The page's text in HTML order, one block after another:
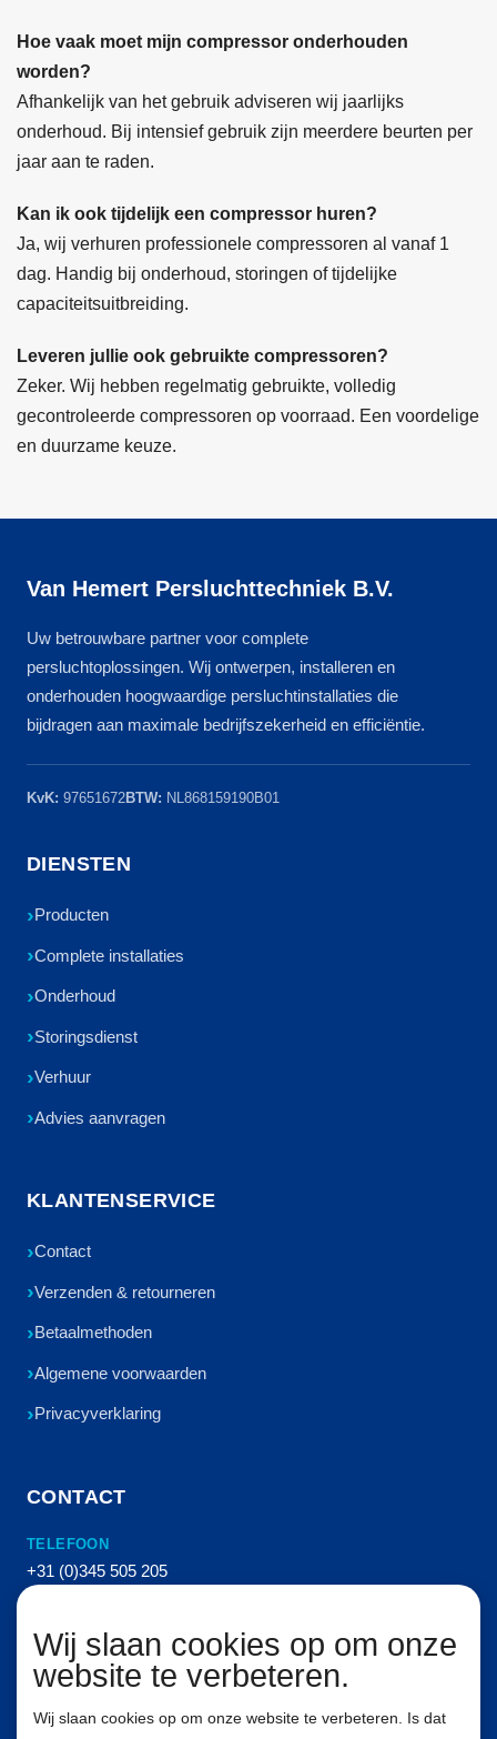
Hoe vaak moet mijn compressor onderhouden
worden?
Afhankelijk van het gebruik adviseren wij jaarlijks
onderhoud. Bij intensief gebruik zijn meerdere beurten per
jaar aan te raden.
Kan ik ook tijdelijk een compressor huren?
Ja, wij verhuren professionele compressoren al vanaf 1
dag. Handig bij onderhoud, storingen of tijdelijke
capaciteitsuitbreiding.
Leveren jullie ook gebruikte compressoren?
Zeker. Wij hebben regelmatig gebruikte, volledig
gecontroleerde compressoren op voorraad. Een voordelige
en duurzame keuze.
Van Hemert Persluchttechniek B.V.
Uw betrouwbare partner voor complete
persluchtoplossingen. Wij ontwerpen, installeren en
onderhouden hoogwaardige persluchtinstallaties die
bijdragen aan maximale bedrijfszekerheid en efficiëntie.
KvK: 97651672BTW: NL868159190B01
DIENSTEN
Producten
Complete installaties
Onderhoud
Storingsdienst
Verhuur
Advies aanvragen
KLANTENSERVICE
Contact
Verzenden & retourneren
Betaalmethoden
Algemene voorwaarden
Privacyverklaring
CONTACT
TELEFOON
+31 (0)345 505 205
info@vanhemertperslucht.nl
ADRES
Molenkampstraat 16
Wij slaan cookies op om onze
website te verbeteren.
Wij slaan cookies op om onze website te verbeteren. Is dat